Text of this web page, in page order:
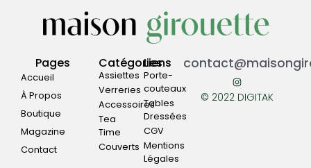
Pages
Accueil
À Propos
Boutique
Magazine
Contact
Catégories
Assiettes
Verreries
Accessoires
Tea
Time
Couverts
Liens
Porte-
couteaux
Tables
Dressées
CGV
Mentions
Légales
© 2022 DIGITAK